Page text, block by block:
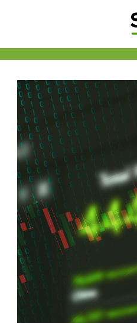
Cobrança